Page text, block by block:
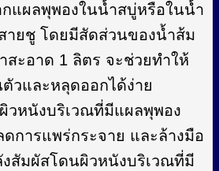
แผลพุพองในน้ำสบู่หรือในน้ำ
ายชู โดยมีสัดส่วนของน้ำส้ม
ะอาด 1 ลิตร จะช่วยทำให้
วและหลุดออกได้ง่าย
วหนังบริเวณที่มีแผลพุพอง
ดการแพร่กระจาย และล้างมือ
สัมผัสโดนผิวหนังบริเวณที่มี